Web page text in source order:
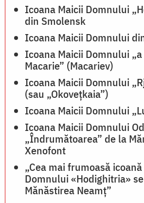
Icoana Maicii Domnului
din Smolensk
Icoana Maicii Domnului
Icoana Maicii Domnului
Macarie” (Macariev)
Icoana Maicii Domnului
(sau „Okovețkaia”)
Icoana Maicii Domnului
Icoana Maicii Domnului
„Îndrumătoarea” de la
Xenofont
„Cea mai frumoasă
Domnului «Hodighitria»
Mănăstirea Neamț”